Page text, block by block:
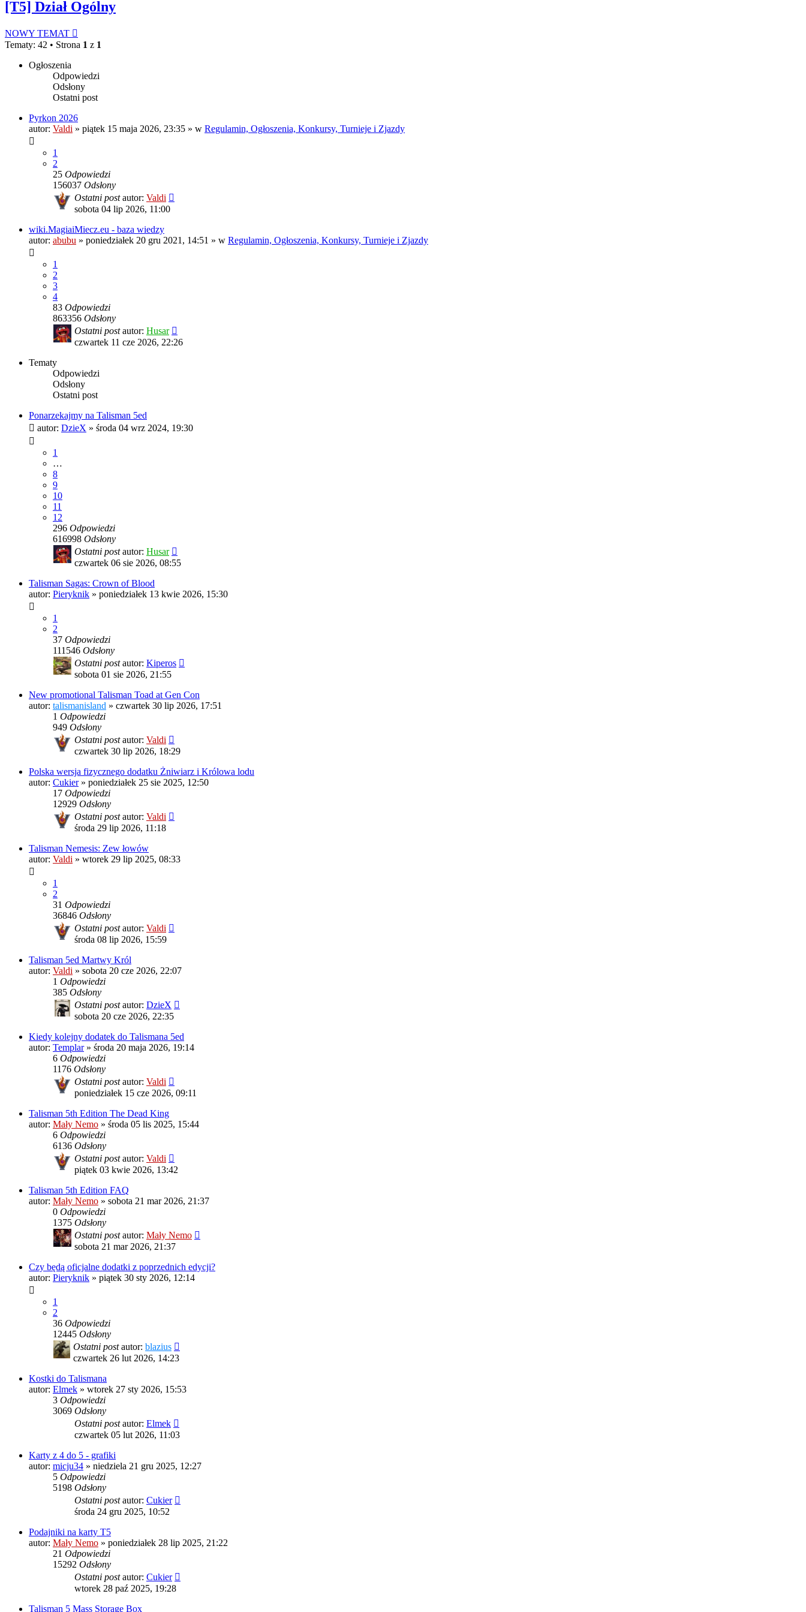
[T5] Dział Ogólny
NOWY TEMAT
Tematy: 42 • Strona 1 z 1
Ogłoszenia
Odpowiedzi
Odsłony
Ostatni post
Pyrkon 2026
autor: Valdi » piątek 15 maja 2026, 23:35 » w Regulamin, Ogłoszenia, Konkursy, Turnieje i Zjazdy
1
2
25 Odpowiedzi
156037 Odsłony
Ostatni postautor: Valdi
sobota 04 lip 2026, 11:00
wiki.MagiaiMiecz.eu - baza wiedzy
autor: abubu » poniedziałek 20 gru 2021, 14:51 » w Regulamin, Ogłoszenia, Konkursy, Turnieje i Zjazdy
1
2
3
4
83 Odpowiedzi
863356 Odsłony
Ostatni postautor: Husar
czwartek 11 cze 2026, 22:26
Tematy
Odpowiedzi
Odsłony
Ostatni post
Ponarzekajmy na Talisman 5ed
autor: DzieX » środa 04 wrz 2024, 19:30
1
…
8
9
10
11
12
296 Odpowiedzi
616998 Odsłony
Ostatni postautor: Husar
czwartek 06 sie 2026, 08:55
Talisman Sagas: Crown of Blood
autor: Pieryknik » poniedziałek 13 kwie 2026, 15:30
1
2
37 Odpowiedzi
111546 Odsłony
Ostatni postautor: Kiperos
sobota 01 sie 2026, 21:55
New promotional Talisman Toad at Gen Con
autor: talismanisland » czwartek 30 lip 2026, 17:51
1 Odpowiedzi
949 Odsłony
Ostatni postautor: Valdi
czwartek 30 lip 2026, 18:29
Polska wersja fizycznego dodatku Żniwiarz i Królowa lodu
autor: Cukier» poniedziałek 25 sie 2025, 12:50
17 Odpowiedzi
12929 Odsłony
Ostatni postautor: Valdi
środa 29 lip 2026, 11:18
Talisman Nemesis: Zew łowów
autor: Valdi » wtorek 29 lip 2025, 08:33
1
2
31 Odpowiedzi
36846 Odsłony
Ostatni postautor: Valdi
środa 08 lip 2026, 15:59
Talisman 5ed Martwy Król
autor: Valdi » sobota 20 cze 2026, 22:07
1 Odpowiedzi
385 Odsłony
Ostatni postautor: DzieX
sobota 20 cze 2026, 22:35
Kiedy kolejny dodatek do Talismana 5ed
autor: Templar» środa 20 maja 2026, 19:14
6 Odpowiedzi
1176 Odsłony
Ostatni postautor: Valdi
poniedziałek 15 cze 2026, 09:11
Talisman 5th Edition The Dead King
autor: Mały Nemo » środa 05 lis 2025, 15:44
6 Odpowiedzi
6136 Odsłony
Ostatni postautor: Valdi
piątek 03 kwie 2026, 13:42
Talisman 5th Edition FAQ
autor: Mały Nemo » sobota 21 mar 2026, 21:37
0 Odpowiedzi
1375 Odsłony
Ostatni postautor: Mały Nemo
sobota 21 mar 2026, 21:37
Czy będą oficjalne dodatki z poprzednich edycji?
autor: Pieryknik » piątek 30 sty 2026, 12:14
1
2
36 Odpowiedzi
12445 Odsłony
Ostatni postautor: blazius
czwartek 26 lut 2026, 14:23
Kostki do Talismana
autor: Elmek » wtorek 27 sty 2026, 15:53
3 Odpowiedzi
3069 Odsłony
Ostatni postautor: Elmek
czwartek 05 lut 2026, 11:03
Karty z 4 do 5 - grafiki
autor: micju34 » niedziela 21 gru 2025, 12:27
5 Odpowiedzi
5198 Odsłony
Ostatni postautor: Cukier
środa 24 gru 2025, 10:52
Podajniki na karty T5
autor: Mały Nemo » poniedziałek 28 lip 2025, 21:22
21 Odpowiedzi
15292 Odsłony
Ostatni postautor: Cukier
wtorek 28 paź 2025, 19:28
Talisman 5 Mass Storage Box